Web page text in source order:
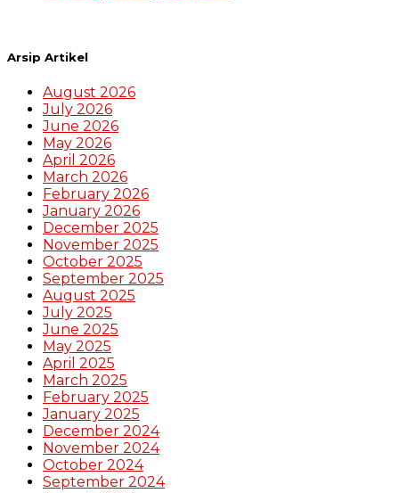
Arsip Artikel
August 2026
July 2026
June 2026
May 2026
April 2026
March 2026
February 2026
January 2026
December 2025
November 2025
October 2025
September 2025
August 2025
July 2025
June 2025
May 2025
April 2025
March 2025
February 2025
January 2025
December 2024
November 2024
October 2024
September 2024